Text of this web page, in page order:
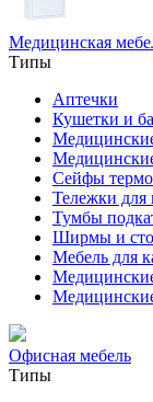
Медицинская
Типы
Аптечки
Кушетки и
Сейфы
Тележки для
Тумбы
Ширмы и
Мебель для
Офисная мебель
Типы